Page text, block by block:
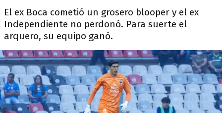
El ex Boca cometió un grosero blooper y el ex
Independiente no perdonó. Para suerte el
arquero, su equipo ganó.